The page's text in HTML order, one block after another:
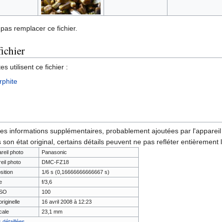
remplacer ce fichier.
utilisent ce fichier :
informations supplémentaires, probablement ajoutées par
son état original, certains détails peuvent ne pas refléter entièrement
photo
Panasonic
photo
DMC-FZ18
1/6 s (0,16666666666667 s)
f/3,6
100
16 avril 2008 à 12:23
23,1 mm